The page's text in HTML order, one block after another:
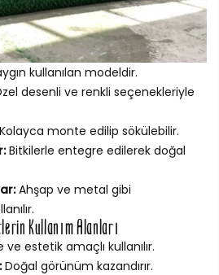
kullanılan modeldir.
desenli ve renkli seçenekleriyle
monte edilip sökülebilir.
Bitkilerle entegre edilerek doğal
Ahşap ve metal gibi
Kullanım Alanları
ve estetik amaçlı kullanılır.
Doğal görünüm kazandırır.